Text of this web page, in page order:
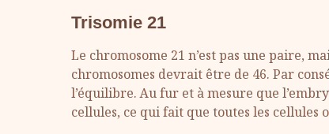
Trisomie 21
Le chromosome 21 n’est pas une paire,
chromosomes devrait être de 46. Par
l’équilibre. Au fur et à mesure que
cellules, ce qui fait que toutes les